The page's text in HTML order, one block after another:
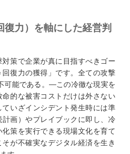
復力）を軸にした経営判
策で企業が真に目指すべきゴー
回復力の獲得」です。全ての攻撃
可能である。—この冷徹な現実を
的な被害コストだけは外さない
いざインシデント発生時には準
画）やプレイブックに即し、冷
策を実行できる現場文化を育て
が不確実なデジタル経済を生き